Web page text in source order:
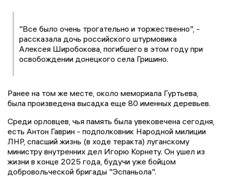
"Все было очень трогательно и торжественно", -
рассказала дочь российского штурмовика
Алексея Широбокова, погибшего в этом году при
освобождении донецкого села Гришино.
Ранее на том же месте, около мемориала Гуртьева,
была произведена высадка еще 80 именных деревьев.
Среди орловцев, чья память была увековечена сегодня,
есть Антон Гаврин - подполковник Народной милиции
ЛНР, спасший жизнь (в ходе теракта) луганскому
министру внутренних дел Игорю Корнету. Он ушел из
жизни в конце 2025 года, будучи уже бойцом
добровольческой бригады "Эспаньола".